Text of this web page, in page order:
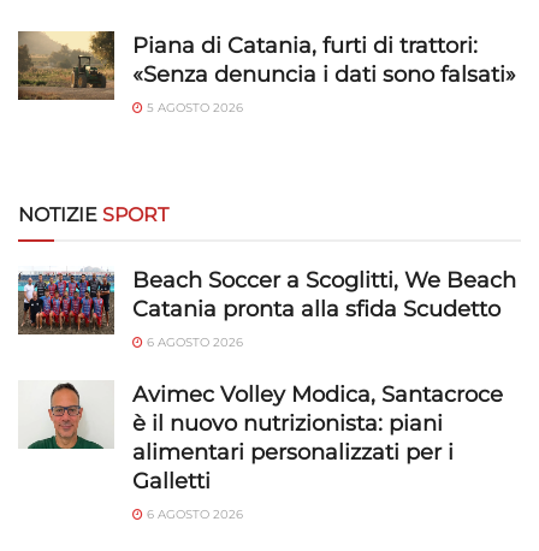
privacy.
Piana di Catania, furti di trattori:
«Senza denuncia i dati sono falsati»
5 AGOSTO 2026
NOTIZIE SPORT
Beach Soccer a Scoglitti, We Beach
Catania pronta alla sfida Scudetto
6 AGOSTO 2026
Avimec Volley Modica, Santacroce
è il nuovo nutrizionista: piani
alimentari personalizzati per i
Galletti
6 AGOSTO 2026